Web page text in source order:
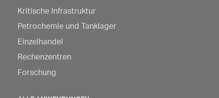
Sie
hier,
um
die
Kritische Infrastruktur
Petrochemie und Tanklager
Einzelhandel
Rechenzentren
Forschung